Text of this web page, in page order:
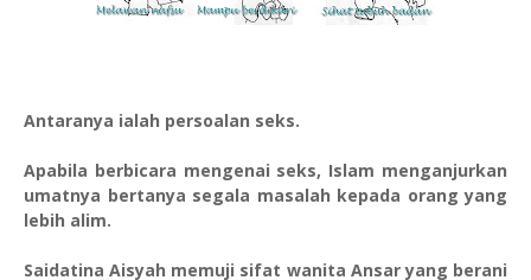
Antaranya ialah persoalan seks.
Apabila berbicara mengenai seks, Islam menganjurkan
umatnya bertanya segala masalah kepada orang yang
lebih alim.
Saidatina Aisyah memuji sifat wanita Ansar yang berani